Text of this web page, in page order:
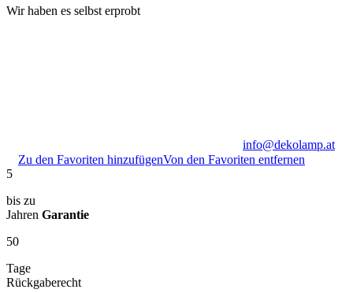
Wir haben es selbst erprobt
info@dekolamp.at
Zu den Favoriten hinzufügenVon den Favoriten entfernen
5
bis zu
Jahren Garantie
50
Tage
Rückgaberecht